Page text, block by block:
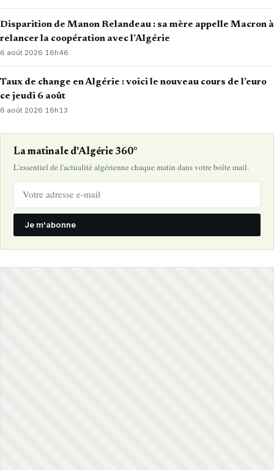
Disparition de Manon Relandeau : sa mère appelle Macron à
relancer la coopération avec l’Algérie
6 août 2026· 16h46
Taux de change en Algérie : voici le nouveau cours de l’euro
ce jeudi 6 août
6 août 2026·16h13
La matinale d'Algérie 360°
L'essentiel de l'actualité algérienne chaque matin dans votre boîte mail.
Je m'abonne